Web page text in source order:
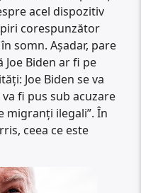
acel dispozitiv
corespunzător
somn. Așadar, pare
Joe Biden ar fi pe
Joe Biden se va
fi pus sub acuzare
migranți ilegali”. În
ceea ce este